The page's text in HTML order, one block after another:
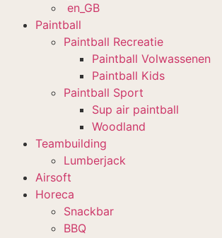
Paintball
Paintball Recreatie
Paintball Volwassenen
Paintball Kids
Paintball Sport
Sup air paintball
Woodland
Teambuilding
Lumberjack
Airsoft
Horeca
Snackbar
BBQ